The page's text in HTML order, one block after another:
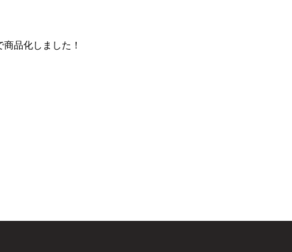
品化しました！